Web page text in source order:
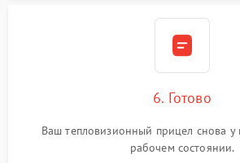
6. Готово
Ваш тепловизионный прицел снова у
рабочем состоянии.